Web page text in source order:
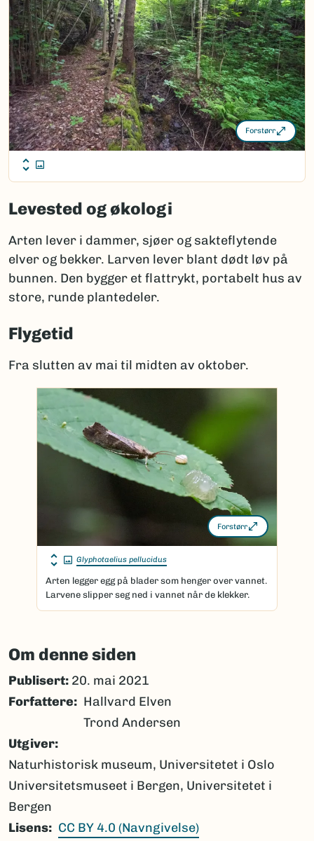
Forstørr
Levested og økologi
Arten lever i dammer, sjøer og sakteflytende
elver og bekker. Larven lever blant dødt løv på
bunnen. Den bygger et flattrykt, portabelt hus av
store, runde plantedeler.
Flygetid
Fra slutten av mai til midten av oktober.
Forstørr
Glyphotaelius pellucidus
Arten legger egg på blader som henger over vannet.
Larvene slipper seg ned i vannet når de klekker.
Om denne siden
Publisert: 20. mai 2021
Forfattere
Hallvard Elven
Trond Andersen
Utgiver
Naturhistorisk museum, Universitetet i Oslo
Universitetsmuseet i Bergen, Universitetet i
Bergen
Lisens
CC BY 4.0 (Navngivelse)